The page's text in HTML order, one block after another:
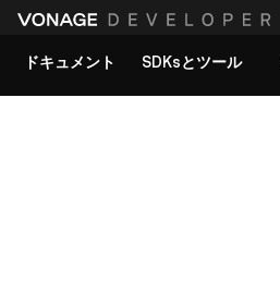
ドキュメント
SDKsとツール